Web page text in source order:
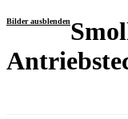
Bilder ausblenden